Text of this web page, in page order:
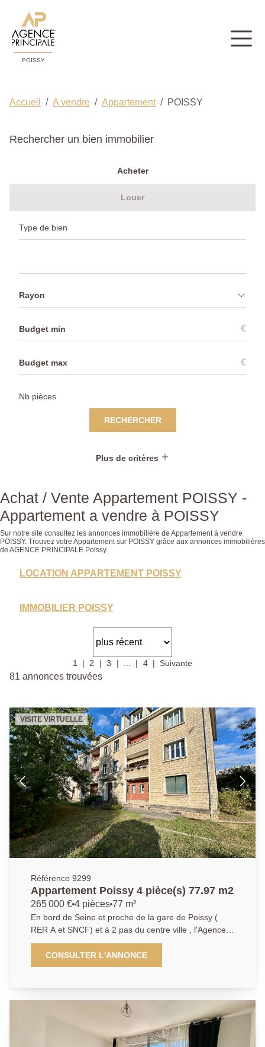
POISSY
Accueil A vendre Appartement POISSY
Rechercher un bien immobilier
Acheter
Louer
Rayon
€
€
RECHERCHER
Plus de critères
Achat / Vente Appartement POISSY -
Appartement a vendre à POISSY
Sur notre site consultez les annonces immobilière de Appartement à vendre
POISSY. Trouvez votre Appartement sur POISSY grâce aux annonces immobilières
de AGENCE PRINCIPALE Poissy.
LOCATION APPARTEMENT POISSY
IMMOBILIER POISSY
1 2 3 4 Suivante
81 annonces trouvées
VISITE VIRTUELLE
Référence 9299
Appartement Poissy 4 pièce(s) 77.97 m2
265 000 € 4 pièces 77 m²
En bord de Seine et proche de la gare de Poissy (
RER A et SNCF) et à 2 pas du centre ville , l'Agence
Principale de Poissy vous propose ce bel appartement
de 78m2 dans une copropriété de taille humaine et de
caractère. Il se compose d'une entrée desservant un
un dégagement avec rangements, 3 grandes
chambres (avec accès à un balcon), une salle de
bains, un WC indépendant. Deux caves et une place
de parking sécurisée sont également rattachés à ce
CONSULTER L'ANNONCE